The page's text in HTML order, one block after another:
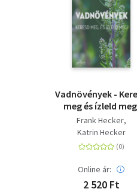
Vadnövények -
meg és ízleld
Frank Hecker
Katrin Hecker
Online ár:
2 520 Ft